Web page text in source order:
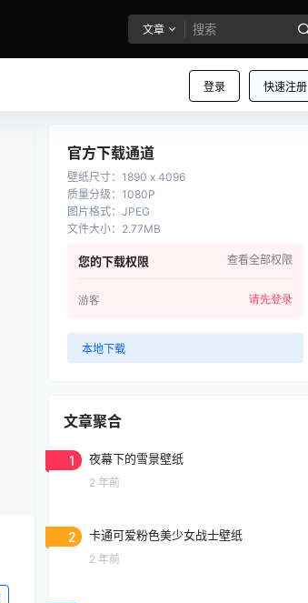
文章
登录 快速注册
官方下载通道
壁纸尺寸： 1890 x 4096
质量分级 ： 1080P
图片格式： JPEG
文件大小： 2.77MB
您的下载权限 查看全部权限
游客 请先登录
本地下载
文章聚合
1 夜幕下的雪景壁纸
2 年前
2 卡通可爱粉色美少女战士壁纸
2 年前